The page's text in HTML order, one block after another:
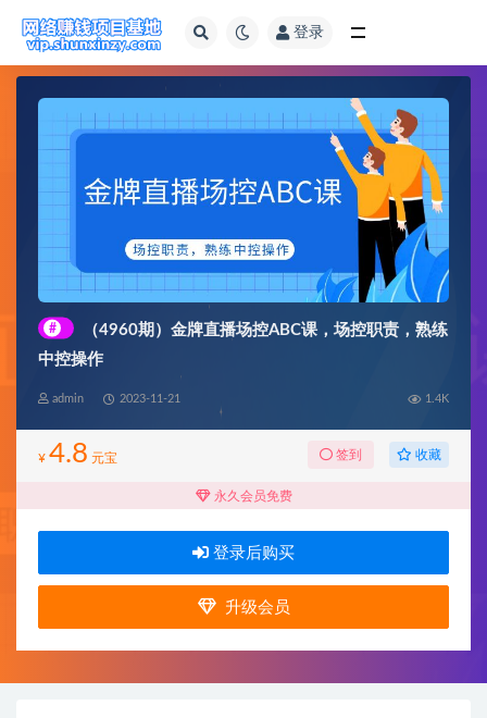
登录
#
（4960期）金牌直播场控ABC课，场控职责，熟练
中控操作
admin 2023-11-21 1.4K
¥ 4.8 元宝 签到 收藏
永久会员免费
登录后购买
升级会员